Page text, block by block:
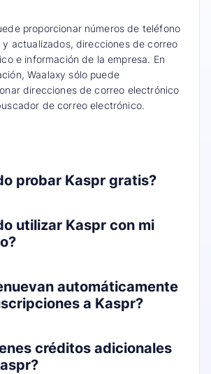
proporcionar números de teléfono
y actualizados, direcciones de correo
e información de la empresa. En
Waalaxy sólo puede
direcciones de correo electrónico
de correo electrónico.
probar Kaspr gratis?
utilizar Kaspr con mi
automáticamente
a Kaspr?
créditos adicionales